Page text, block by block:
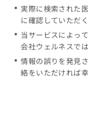
実際に検索された
に確認していただ
当サービスによっ
会社ウェルネスで
情報の誤りを発見
絡をいただければ幸